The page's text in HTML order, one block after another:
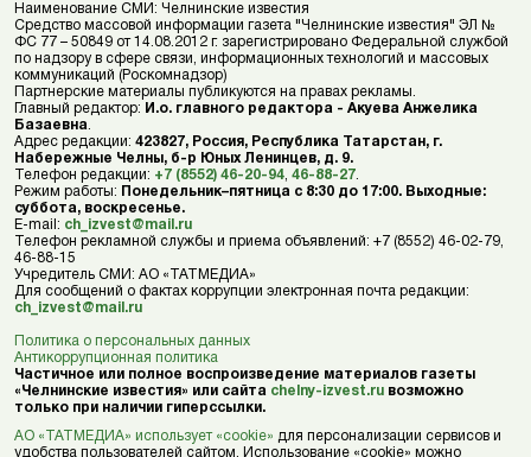
Наименование СМИ: Челнинские известия
Средство массовой информации газета "Челнинские известия" ЭЛ №
ФС 77 – 50849 от 14.08.2012 г. зарегистрировано Федеральной службой
по надзору в сфере связи, информационных технологий и массовых
коммуникаций (Роскомнадзор)
Партнерские материалы публикуются на правах рекламы.
Главный редактор: И.о. главного редактора - Акуева Анжелика
Базаевна
Адрес редакции: 423827, Россия, Республика Татарстан, г.
Набережные Челны, б-р Юных Ленинцев, д. 9.
Телефон редакции: +7 (8552) 46-20-94 46-88-27
Режим работы: Понедельник–пятница с 8:30 до 17:00. Выходные:
суббота, воскресенье.
E-mail: ch_izvest@mail.ru
Телефон рекламной службы и приема объявлений: +7 (8552) 46-02-79,
46-88-15
Учредитель СМИ: АО «ТАТМЕДИА»
Для сообщений о фактах коррупции электронная почта редакции:
ch_izvest@mail.ru
Политика о персональных данных
Антикоррупционная политика
Частичное или полное воспроизведение материалов газеты
«Челнинские известия» или сайта chelny-izvest.ru возможно
только при наличии гиперссылки.
АО «ТАТМЕДИА» использует «cookie» для персонализации сервисов и
удобства пользователей сайтом. Использование «cookie» можно